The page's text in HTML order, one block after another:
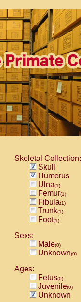
Skeletal Collection:
Skull
Humerus
Ulna(1)
Femur(1)
Fibula(1)
Trunk(1)
Foot(1)
Sexs:
Male(0)
Unknown(0)
Ages:
Fetus(0)
Juvenile(0)
Unknown